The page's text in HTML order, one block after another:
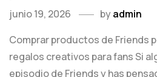
junio 19, 2026 byadmin
Comprar productos de Friends
regalos creativos para fans Si
episodio de Friends y has